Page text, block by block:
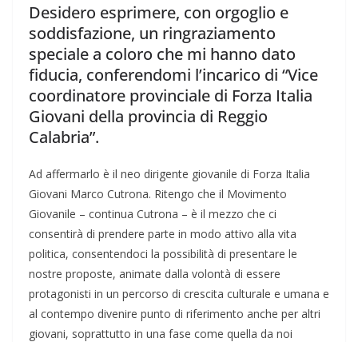
Desidero esprimere, con orgoglio e
soddisfazione, un ringraziamento
speciale a coloro che mi hanno dato
fiducia, conferendomi l’incarico di “Vice
coordinatore provinciale di Forza Italia
Giovani della provincia di Reggio
Calabria”.
Ad affermarlo è il neo dirigente giovanile di Forza Italia
Giovani Marco Cutrona. Ritengo che il Movimento
Giovanile – continua Cutrona – è il mezzo che ci
consentirà di prendere parte in modo attivo alla vita
politica, consentendoci la possibilità di presentare le
nostre proposte, animate dalla volontà di essere
protagonisti in un percorso di crescita culturale e umana e
al contempo divenire punto di riferimento anche per altri
giovani, soprattutto in una fase come quella da noi